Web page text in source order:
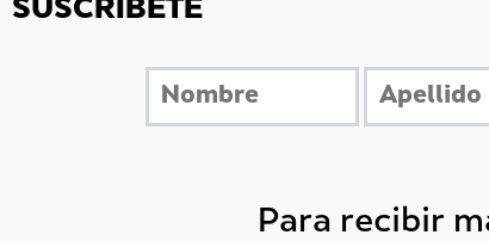
SUSCRÍBETE
Para recibir